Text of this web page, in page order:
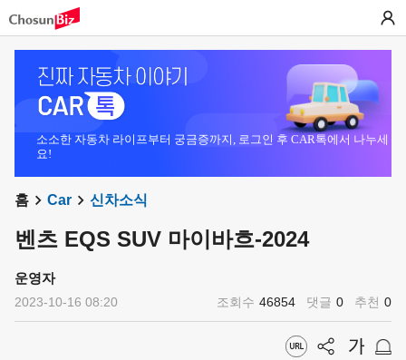
소소한 자동차 라이프부터 궁금증까지, 로그인 후 CAR톡에서 나누세
요!
홈 Car 신차소식
벤츠 EQS SUV 마이바흐-2024
운영자
2023-10-16 08:20 조회수 46854 댓글 0 추천 0